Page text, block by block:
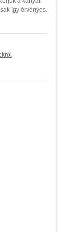
így érvényes.